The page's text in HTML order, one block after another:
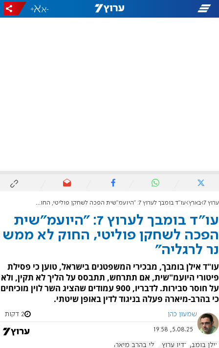
-
+
ערוץ 7 בארץ עו"ד בומבך לערוץ 7: "היועמ"שית הפכה לשחקן פוליטי, החוק לא ממש נר לרגליה"
עו"ד בומבך לערוץ 7: "היועמ"שית
הפכה לשחקן פוליטי, החוק לא ממש
נר לרגליה"
עו"ד אילן בומבך, מבכירי המשפטנים בישראל, טוען כי פסילת
פיטורי היועמ"שית, אם תתרחש, תתבסס על הליך לא תקין, ולא
על חוסר סבירות. לדבריו, 900 עמודים שהציג השר לוין מוכיחים
כי בהרב-מיארה פעלה בניגוד לדין באופן שיטתי.
שמעון כהן 2 דקות
5.08.25, 19:58
אילן בומבך רדיו ערוץ 7 גלי בהרב מיארה